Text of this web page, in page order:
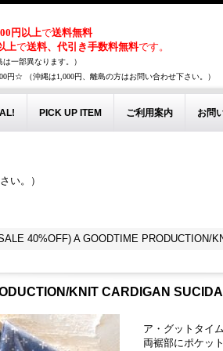
円以上で送料無料
上で送料、代引き手数料無料です。
一部異なります。）
円☆ （沖縄は1,000円、離島の方はお問い合わせ下さい。）
PICK UP ITEM ご利用案内 お問
い。）
40%OFF) A GOODTIME PRODUCTION/
KNIT CARDIGAN
ア・グットタイ
両裾部にポケッ